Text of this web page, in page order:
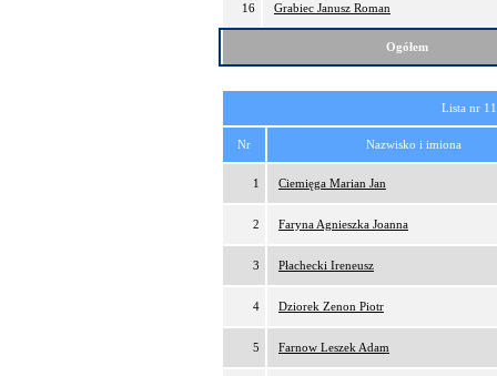
16 Grabiec Janusz Roman
Ogółem
Lista nr
Nr Nazwisko i imiona
1 Ciemięga Marian Jan
2 Faryna Agnieszka Joanna
3 Płachecki Ireneusz
4 Dziorek Zenon Piotr
5 Farnow Leszek Adam